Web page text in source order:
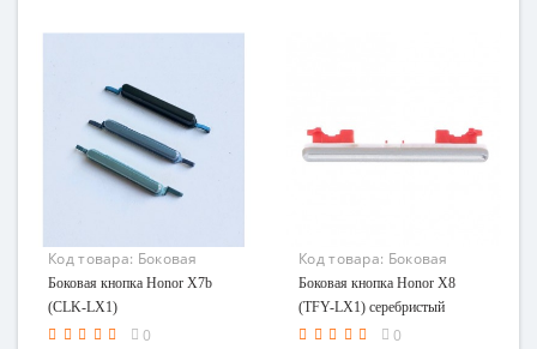
Код товара: Боковая
кнопка Honor X7b (CLK-
LX1)
Боковая кнопка Honor X7b
(CLK-LX1)
0
Код товара: Боковая
кнопка Honor X8 (TFY-LX1)
серебристый
Боковая кнопка Honor X8
(TFY-LX1) серебристый
0